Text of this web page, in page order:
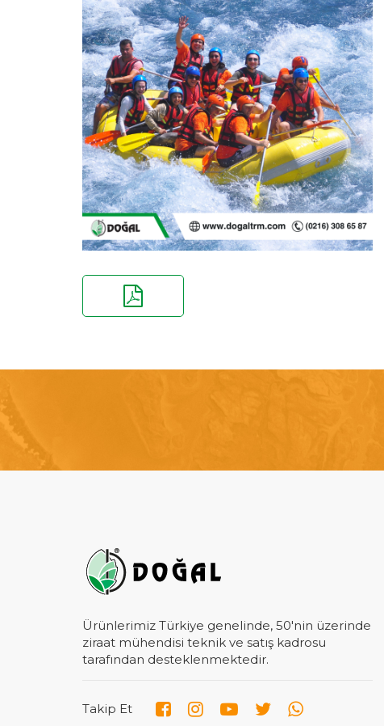
Ürünlerimiz Türkiye genelinde, 50'nin üzerinde
ziraat mühendisi teknik ve satış kadrosu
tarafından desteklenmektedir.
Takip Et